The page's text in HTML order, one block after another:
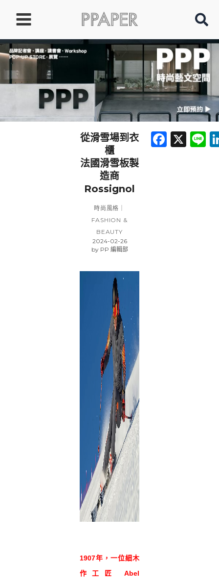
要
內
從滑雪場到衣
櫃
法國滑雪板製
造商
Rossignol
時尚風格｜
FASHION &
BEAUTY
2024-02-26
byPP 編輯部
1907年，一位細木
作工匠 Abel
X